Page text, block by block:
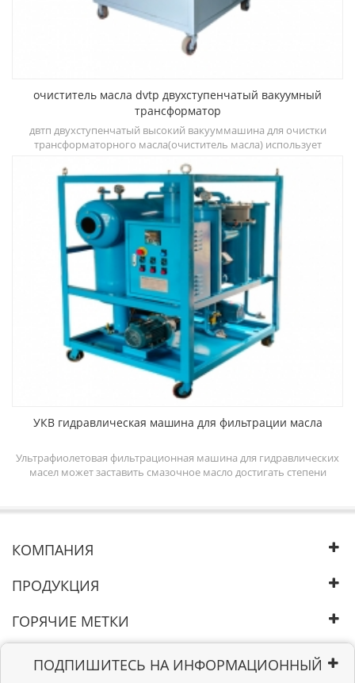
очиститель масла dvtp двухступенчатый вакуумный
трансформатор
двтп двухступенчатый высокий вакууммашина для очистки
трансформаторного масла(очиститель масла) использует
трехступенчатые системы фильтрации, которые могут быстро
улучшить диэлектрическую прочность, снизить содержание
воды, газа и частиц и других загрязнений.
УКВ гидравлическая машина для фильтрации масла
Ультрафиолетовая фильтрационная машина для гидравлических
масел может заставить смазочное масло достигать степени
может очищать гидравлическое масло путем удаления
свободных и растворенных газов, частиц из масла.
КОМПАНИЯ
ПРОДУКЦИЯ
ГОРЯЧИЕ МЕТКИ
ПОДПИШИТЕСЬ НА ИНФОРМАЦИОННЫЙ